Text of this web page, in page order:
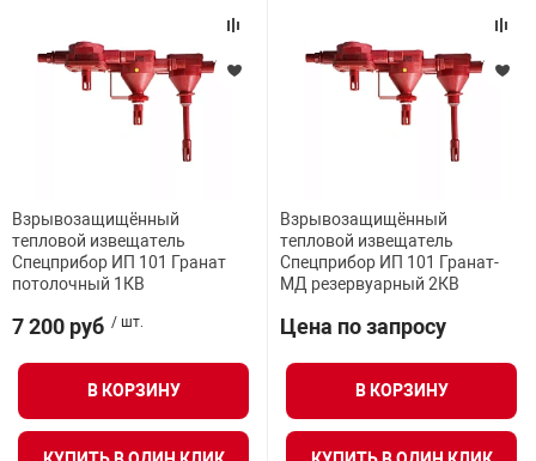
Взрывозащищённый
тепловой извещатель
Спецприбор ИП 101 Гранат
потолочный 1КВ
7 200 руб / шт.
В КОРЗИНУ
Взрывозащищённый
тепловой извещатель
Спецприбор ИП 101 Гранат-
МД резервуарный 2КВ
Цена по запросу
В КОРЗИНУ